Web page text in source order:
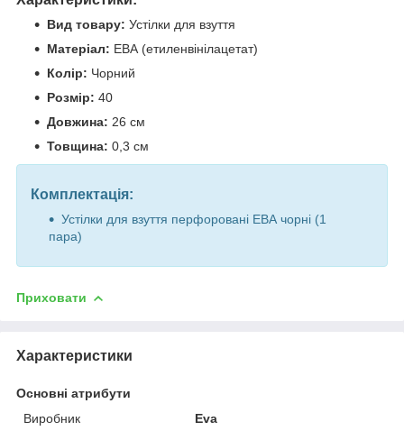
Вид товару: Устілки для взуття
Матеріал: ЕВА (етиленвінілацетат)
Колір: Чорний
Розмір: 40
Довжина: 26 см
Товщина: 0,3 см
Комплектація:
Устілки для взуття перфоровані ЕВА чорні (1
пара)
Приховати
Характеристики
Основні атрибути
Виробник
Eva